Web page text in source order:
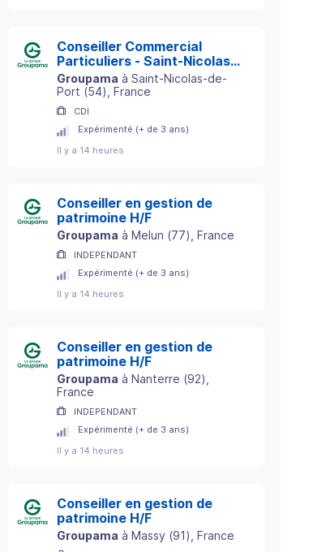
Conseiller Commercial
Particuliers - Saint-Nicolas-
de-Port (54) H/F
Groupama à Saint-Nicolas-de-
Port (54) , France
CDI
Expérimenté (+ de 3 ans)
Il y a 14 heures
Conseiller en gestion de
patrimoine H/F
Groupama à Melun (77) , France
INDEPENDANT
Expérimenté (+ de 3 ans)
Il y a 14 heures
Conseiller en gestion de
patrimoine H/F
Groupama à Nanterre (92)
France
INDEPENDANT
Expérimenté (+ de 3 ans)
Il y a 14 heures
Conseiller en gestion de
patrimoine H/F
Groupama à Massy (91) , France